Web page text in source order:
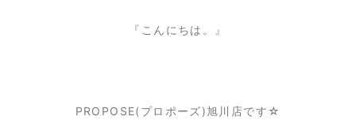
『こんにちは。』
PROPOSE(プロポーズ)旭川店です☆